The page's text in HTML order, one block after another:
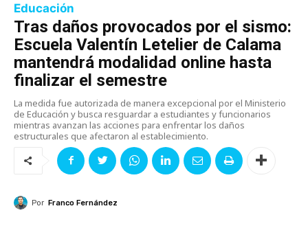
Educación
Tras daños provocados por el sismo:
Escuela Valentín Letelier de Calama
mantendrá modalidad online hasta
finalizar el semestre
La medida fue autorizada de manera excepcional por el Ministerio
de Educación y busca resguardar a estudiantes y funcionarios
mientras avanzan las acciones para enfrentar los daños
estructurales que afectaron al establecimiento.
Por Franco Fernández